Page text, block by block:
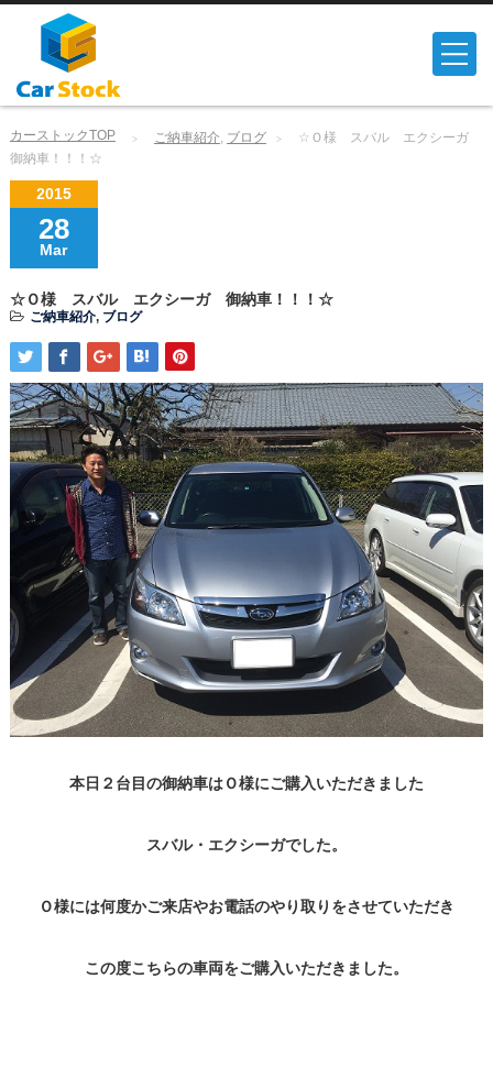
カーストックTOP ご納車紹介 ブログ
☆Ｏ様 スバル エクシーガ
御納車！！！☆
2015
28
Mar
☆Ｏ様 スバル エクシーガ 御納車！！！☆
ご納車紹介, ブログ
本日２台目の御納車はＯ様にご購入いただきました
スバル・エクシーガでした。
Ｏ様には何度かご来店やお電話のやり取りをさせていただき
この度こちらの車両をご購入いただきました。